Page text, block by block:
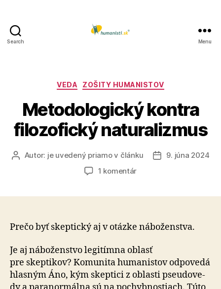
Search Menu
Kategórie
VEDA ZOŠITY HUMANISTOV
Metodologický kontra
filozofický naturalizmus
AutorAutor: je uvedený priamo v článku
Dátum
9. júna 2024
1 komentárna
Prečo byť skeptický aj v otázke náboženstva.
Je aj náboženstvo legitímna oblasť
pre skeptikov? Ko­mu­ni­ta hu­ma­nistov od­po­ve­dá
hlas­ným Áno, kým skep­tici z oblasti pse­u­do­ve­